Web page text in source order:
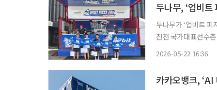
두나무, ‘업비
두나무가 ‘업비트 피자
진천 국가대표선수
2026-05-22 16:36
카카오뱅크,